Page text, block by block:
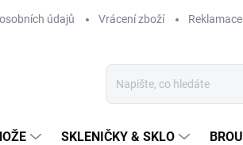
údajů Vrácení zboží Reklamace
SKLENIČKY & SKLO